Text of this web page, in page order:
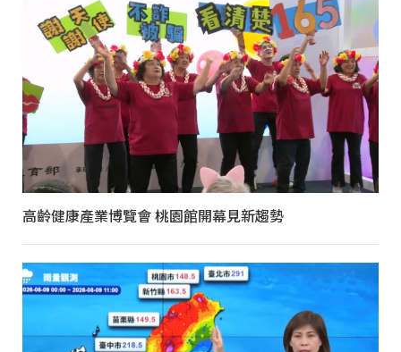
高齡健康產業博覽會 桃園館開幕見新趨勢